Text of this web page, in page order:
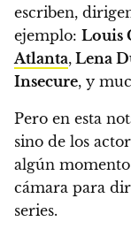
escriben,
ejemplo: Louis
Atlanta, Lena
Insecure, y
Pero en esta
sino de los
algún
cámara para
series.